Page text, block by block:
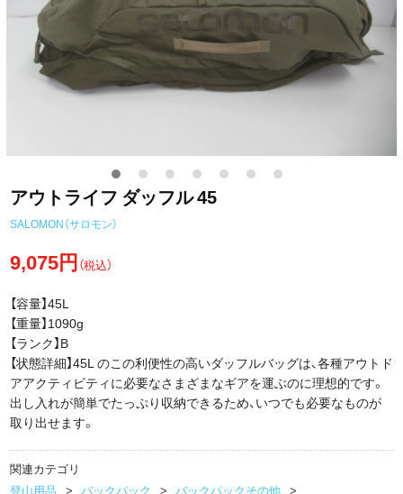
アウトライフ ダッフル 45
SALOMON（サロモン）
9,075円（税込）
【容量】45L
【重量】1090g
【ランク】B
【状態詳細】45L のこの利便性の高いダッフルバッグは、各種アウトド
アアクティビティに必要なさまざまなギアを運ぶのに理想的です。
出し入れが簡単でたっぷり収納できるため、いつでも必要なものが
取り出せます。
関連カテゴリ
登山用品
バックパック
バックパックその他